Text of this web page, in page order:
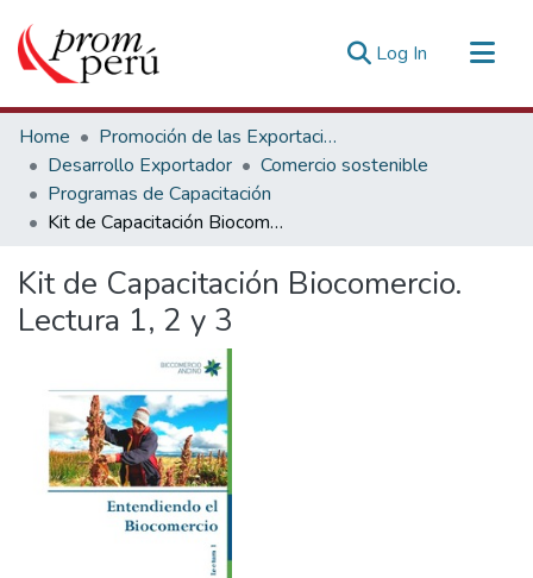
Log In (current)
Communities & Collections
All of DSpace
Statistics
Estadísticas Externas
Home
Promoción de las Exportaciones
Desarrollo Exportador
Comercio sostenible
Programas de Capacitación
Kit de Capacitación Biocomercio. Lectura 1, 2 y 3
Kit de Capacitación Biocomercio.
Lectura 1, 2 y 3